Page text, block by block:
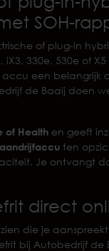
SOH-
of plug-in
iX3, 330e, 530e of
een belangrijk
de Baaij doen
of Health en geeft
ten
Je ontvangt
direct
die je
bij Autobedrijf de